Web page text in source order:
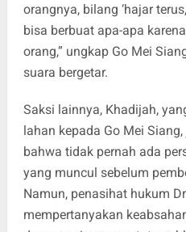
orangnya, bilang ‘hajar
bisa berbuat apa-apa
orang,” ungkap Go Mei
suara bergetar.
Saksi lainnya, Khadijah,
lahan kepada Go Mei
bahwa tidak pernah ada
yang muncul sebelum
Namun, penasihat hukum
mempertanyakan